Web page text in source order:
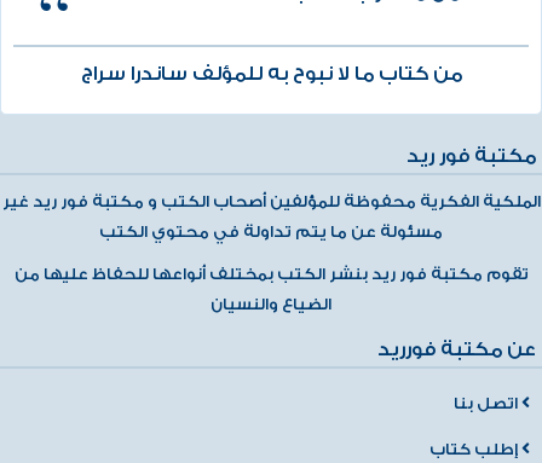
من كتاب ما لا نبوح به للمؤلف ساندرا سراج
مكتبة فور ريد
الملكية الفكرية محفوظة للمؤلفين أصحاب الكتب و مكتبة فور ريد غير
مسئولة عن ما يتم تداولة في محتوي الكتب
تقوم مكتبة فور ريد بنشر الكتب بمختلف أنواعها للحفاظ عليها من
الضياع والنسيان
عن مكتبة فورريد
اتصل بنا
إطلب كتاب